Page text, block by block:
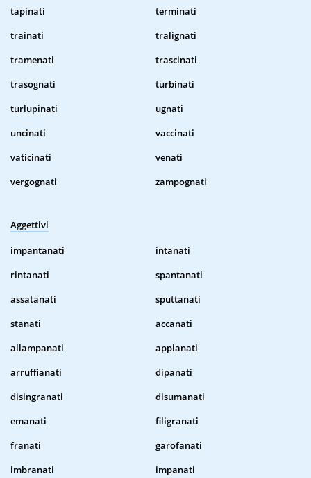
tapinati
terminati
trainati
tralignati
tramenati
trascinati
trasognati
turbinati
turlupinati
ugnati
uncinati
vaccinati
vaticinati
venati
vergognati
zampognati
Aggettivi
impantanati
intanati
rintanati
spantanati
assatanati
sputtanati
stanati
accanati
allampanati
appianati
arruffianati
dipanati
disingranati
disumanati
emanati
filigranati
franati
garofanati
imbranati
impanati